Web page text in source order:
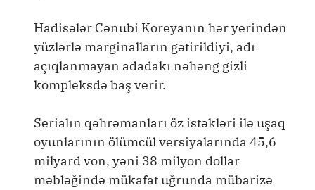
Hadisələr Cənubi Koreyanın hər yerindən
yüzlərlə marginalların gətirildiyi, adı
açıqlanmayan adadakı nəhəng gizli
kompleksdə baş verir.
Serialın qəhrəmanları öz istəkləri ilə uşaq
oyunlarının ölümcül versiyalarında 45,6
milyard von, yəni 38 milyon dollar
məbləğində mükafat uğrunda mübarizə